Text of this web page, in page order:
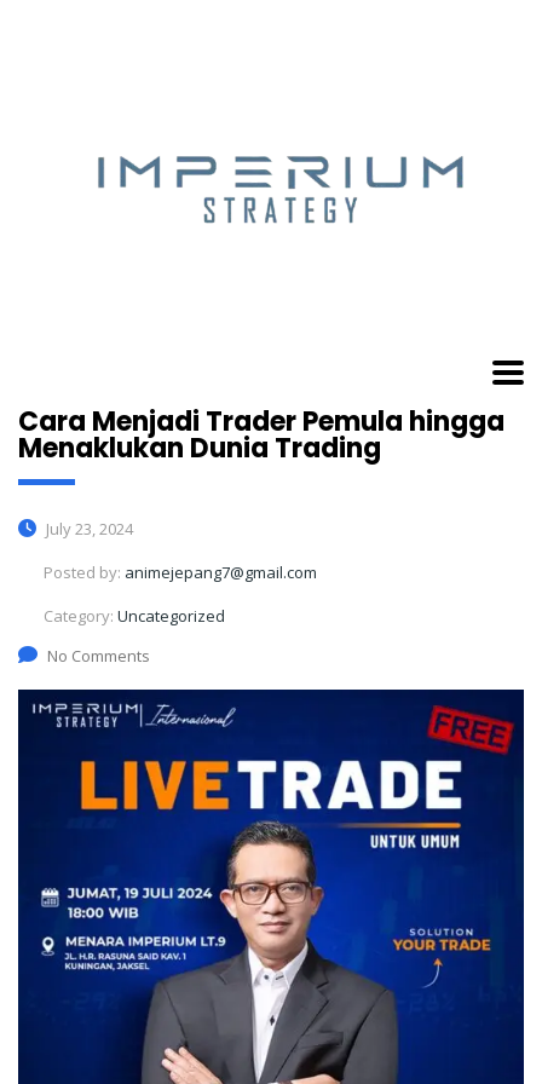
Cara Menjadi Trader Pemula hingga
Menaklukan Dunia Trading
July 23, 2024
Posted by: animejepang7@gmail.com
Category: Uncategorized
No Comments